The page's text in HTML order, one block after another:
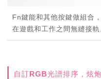
Fn鍵能和其他按鍵做組合
在遊戲和工作之間無縫接軌
自訂RGB光譜排序，炫